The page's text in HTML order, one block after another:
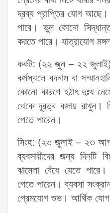
দ্রব্য প্রাপ্তির যোগ
পারে। ভুল কোনো
করতে পারে। যাত্রাযোগ
কর্কট: (২২ জুন – ২২ জুলাই)
কর্মস্থলে বদনাম বা
কোনো কারণে হঠাৎ দুঃখ
থেকে দূরত্ব বজায় রাখুন।
পেতে পারেন।
সিংহ: (২৩ জুলাই – ২৩
ব্যবসায়ীদের জন্য দিনটি
ঝামেলা বেঁধে যেতে
পেতে পারেন। ব্যবসা
প্রেমযোগ শুভ। আর্থিক